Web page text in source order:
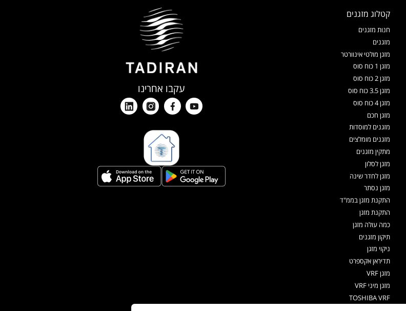
קטלוג מזגנים
חנות מזגנים
מזגנים
מזגן מולטי אינוורטר
מזגן 1 כוח סוס
מזגן 2 כוח סוס
מזגן 3.5 כוח סוס
מזגן 4 כוח סוס
מזגן חכם
מזגנים למוסדות
מזגנים מומלצים
מתקין מזגנים
מזגן לסלון
מזגן לחדר שינה
מזגן נסתר
התקנת מזגן בממ"ד
התקנת מזגן
כמה עולה מזגן
תיקון מזגנים
ניקוי מזגן
תדיראן אקספרט
מזגן VRF
מזגן מיני VRF
TOSHIBA VRF
עקבו אחרינו